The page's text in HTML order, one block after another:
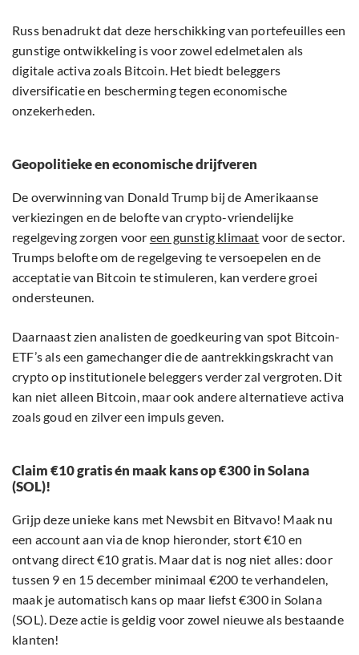
Russ benadrukt dat deze herschikking van portefeuilles een
gunstige ontwikkeling is voor zowel edelmetalen als
digitale activa zoals Bitcoin. Het biedt beleggers
diversificatie en bescherming tegen economische
onzekerheden.
Geopolitieke en economische drijfveren
De overwinning van Donald Trump bij de Amerikaanse
verkiezingen en de belofte van crypto-vriendelijke
regelgeving zorgen voor een gunstig klimaat voor de sector.
Trumps belofte om de regelgeving te versoepelen en de
acceptatie van Bitcoin te stimuleren, kan verdere groei
ondersteunen.
Daarnaast zien analisten de goedkeuring van spot Bitcoin-
ETF’s als een gamechanger die de aantrekkingskracht van
crypto op institutionele beleggers verder zal vergroten. Dit
kan niet alleen Bitcoin, maar ook andere alternatieve activa
zoals goud en zilver een impuls geven.
Claim €10 gratis én maak kans op €300 in Solana
(SOL)!
Grijp deze unieke kans met Newsbit en Bitvavo! Maak nu
een account aan via de knop hieronder, stort €10 en
ontvang direct €10 gratis. Maar dat is nog niet alles: door
tussen 9 en 15 december minimaal €200 te verhandelen,
maak je automatisch kans op maar liefst €300 in Solana
(SOL). Deze actie is geldig voor zowel nieuwe als bestaande
klanten!